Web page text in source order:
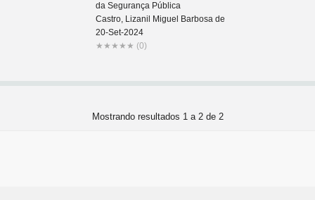
da Segurança Pública
Castro, Lizanil Miguel Barbosa de
20-Set-2024
★ ★ ★ ★ ★ (0)
Mostrando resultados 1 a 2 de 2